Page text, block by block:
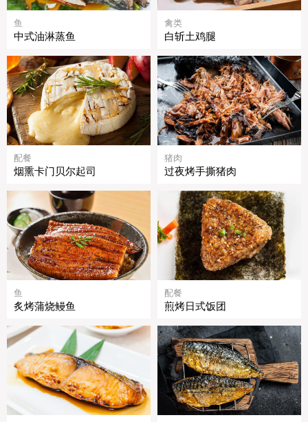
鱼
中式油淋蒸鱼
禽类
白斩土鸡腿
配餐
烟熏卡门贝尔起司
猪肉
过夜烤手撕猪肉
鱼
炙烤蒲烧鳗鱼
配餐
煎烤日式饭团